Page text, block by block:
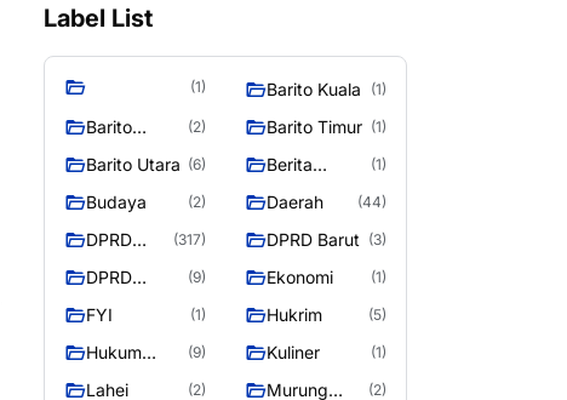
Label List
(1) Barito Kuala (1)
Barito
(2) Barito Timur (1)
Barito Utara (6)
Berita
Raya
(1)
Budaya (2) Daerah (44)
DPRD
Utara
(317) DPRD Barut (3)
DPRD
RAYA
(9) Ekonomi (1)
FYI (1) Hukrim (5)
Hukum
(9) Kuliner (1)
Lahei (2)
Murung
(2)